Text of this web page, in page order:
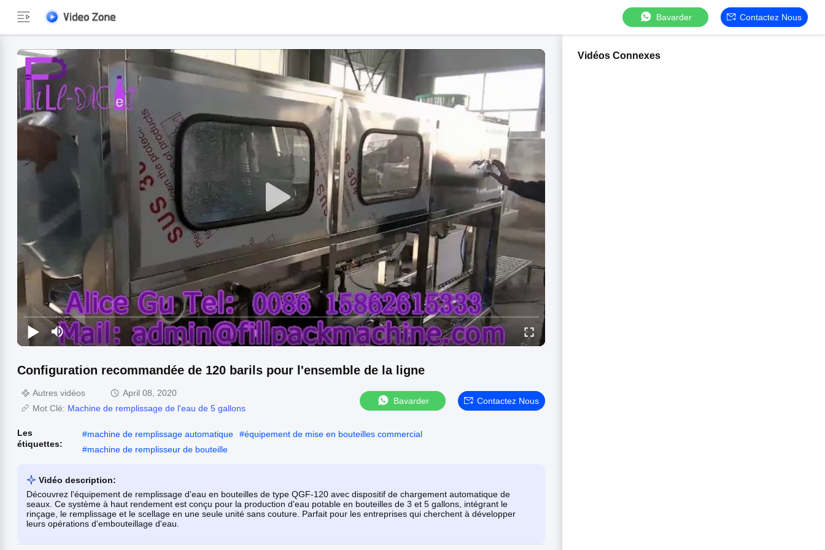
Bavarder Contactez Nous
Configuration recommandée de 120 barils pour l'ensemble de la ligne
Autres vidéos
April 08, 2020
Mot Clé: Machine de remplissage de l'eau de 5 gallons
Bavarder Contactez Nous
Les
étiquettes:
#machine de remplissage automatique #équipement de mise en bouteilles commercial
#machine de remplisseur de bouteille
Vidéo description:
Découvrez l'équipement de remplissage d'eau en bouteilles de type QGF-120 avec dispositif de chargement automatique de
seaux. Ce système à haut rendement est conçu pour la production d'eau potable en bouteilles de 3 et 5 gallons, intégrant le
rinçage, le remplissage et le scellage en une seule unité sans couture. Parfait pour les entreprises qui cherchent à développer
leurs opérations d'embouteillage d'eau.
Vidéos Connexes